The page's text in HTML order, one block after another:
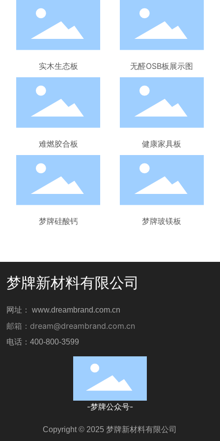
实木生态板 无醛OSB板展示图
难燃胶合板 健康家具板
梦牌硅酸钙 梦牌玻镁板
梦牌新材料有限公司
网址： www.dreambrand.com.cn
邮箱： dream@dreambrand.com.cn
电话：400-800-3599
-梦牌公众号-
Copyright © 2025 梦牌新材料有限公司